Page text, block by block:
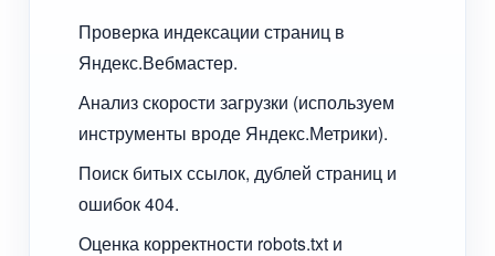
Проверка индексации страниц в
Яндекс.Вебмастер.
Анализ скорости загрузки (используем
инструменты вроде Яндекс.Метрики).
Поиск битых ссылок, дублей страниц и
ошибок 404.
Оценка корректности robots.txt и